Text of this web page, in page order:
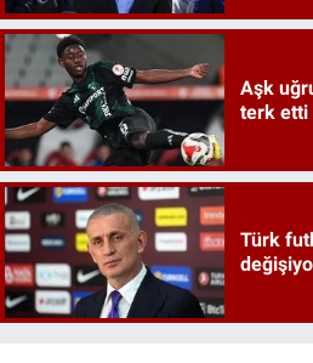
Aşk
terk etti
Türk